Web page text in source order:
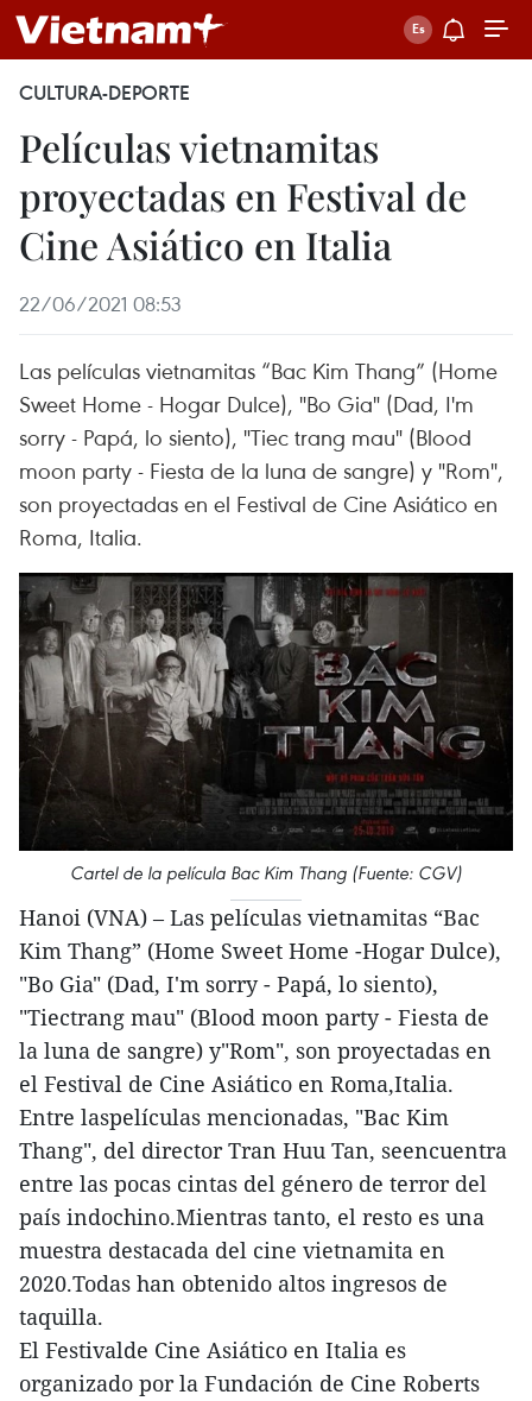
CULTURA-DEPORTE
Películas vietnamitas
proyectadas en Festival de
Cine Asiático en Italia
22/06/2021 08:53
Las películas vietnamitas “Bac Kim Thang” (Home
Sweet Home - Hogar Dulce), "Bo Gia" (Dad, I'm
sorry - Papá, lo siento), "Tiec trang mau" (Blood
moon party - Fiesta de la luna de sangre) y "Rom",
son proyectadas en el Festival de Cine Asiático en
Roma, Italia.
Cartel de la película Bac Kim Thang (Fuente: CGV)
Hanoi (VNA) – Las películas vietnamitas “Bac
Kim Thang” (Home Sweet Home -Hogar Dulce),
"Bo Gia" (Dad, I'm sorry - Papá, lo siento),
"Tiectrang mau" (Blood moon party - Fiesta de
la luna de sangre) y"Rom", son proyectadas en
el Festival de Cine Asiático en Roma,Italia.
Entre laspelículas mencionadas, "Bac Kim
Thang", del director Tran Huu Tan, seencuentra
entre las pocas cintas del género de terror del
país indochino.Mientras tanto, el resto es una
muestra destacada del cine vietnamita en
2020.Todas han obtenido altos ingresos de
taquilla.
El Festivalde Cine Asiático en Italia es
organizado por la Fundación de Cine Roberts